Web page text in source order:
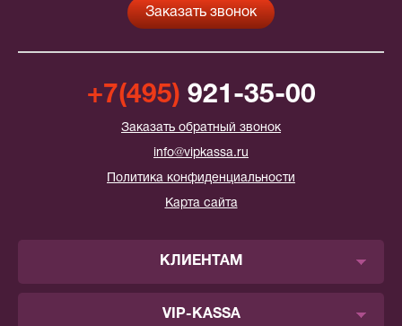
+7(495) 921-35-00
Заказать обратный звонок
info@vipkassa.ru
Политика конфиденциальности
Карта сайта
КЛИЕНТАМ
VIP-KASSA